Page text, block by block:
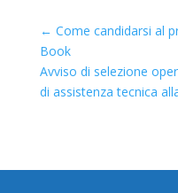
← Come candidarsi al
Book
Avviso di selezione
di assistenza tecnica